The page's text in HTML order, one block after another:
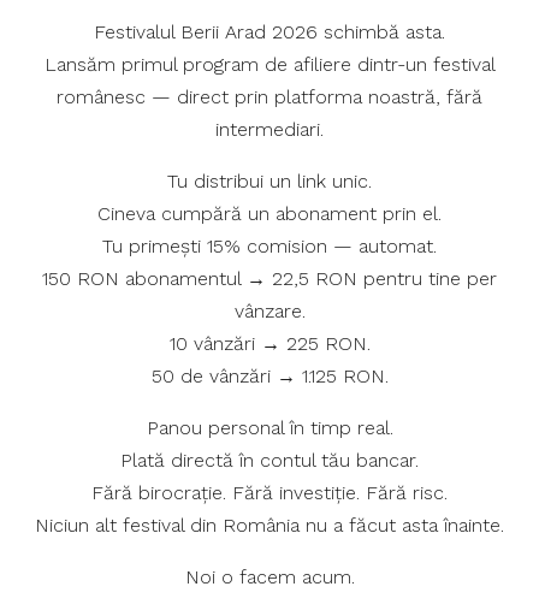
Festivalul Berii Arad 2026 schimbă asta.
Lansăm primul program de afiliere dintr-un festival
românesc — direct prin platforma noastră, fără
intermediari.
Tu distribui un link unic.
Cineva cumpără un abonament prin el.
Tu primești 15% comision — automat.
150 RON abonamentul → 22,5 RON pentru tine per
vânzare.
10 vânzări → 225 RON.
50 de vânzări → 1.125 RON.
Panou personal în timp real.
Plată directă în contul tău bancar.
Fără birocrație. Fără investiție. Fără risc.
Niciun alt festival din România nu a făcut asta înainte.
Noi o facem acum.